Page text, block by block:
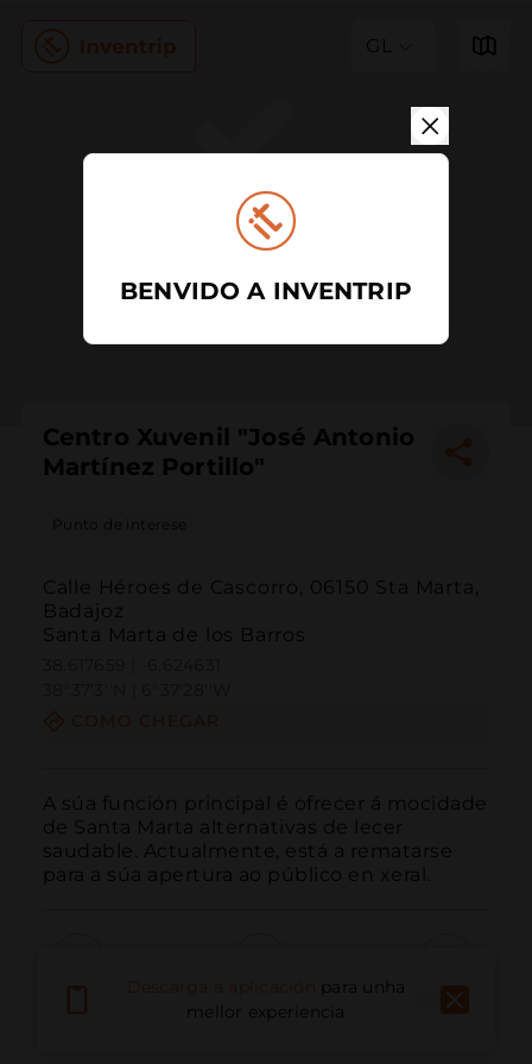
GL
Centro Xuvenil "José Antonio
Martínez Portillo"
Punto de interese
Calle Héroes de Cascorro, 06150 Sta Marta,
Badajoz
Santa Marta de los Barros
A súa función principal é ofrecer á mocidade
de Santa Marta alternativas de lecer
saudable. Actualmente, está a rematarse
para a súa apertura ao público en xeral.
Correo electrónico
para unha
mellor experiencia
BENVIDO A INVENTRIP